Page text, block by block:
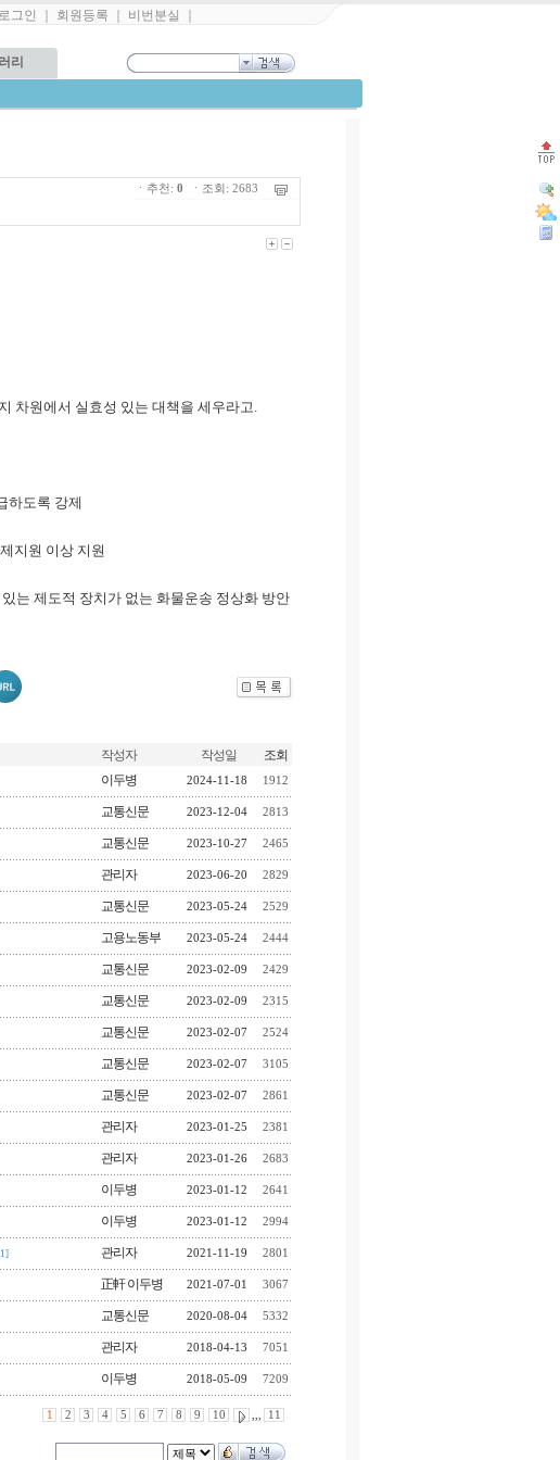
로그인 회원등록 비번분실
리
ㆍ추천: 0 ㆍ조회: 2683
차원에서 실효성 있는 대책을 세우라고.
하도록 강제
지원 이상 지원
는 제도적 장치가 없는 화물운송 정상화 방안
작성자 작성일 조회
이두병 2024-11-18 1912
교통신문 2023-12-04 2813
교통신문 2023-10-27 2465
관리자 2023-06-20 2829
교통신문 2023-05-24 2529
고용노동부 2023-05-24 2444
교통신문 2023-02-09 2429
교통신문 2023-02-09 2315
교통신문 2023-02-07 2524
교통신문 2023-02-07 3105
교통신문 2023-02-07 2861
관리자 2023-01-25 2381
관리자 2023-01-26 2683
이두병 2023-01-12 2641
이두병 2023-01-12 2994
관리자 2021-11-19 2801
正軒 이두병 2021-07-01 3067
교통신문 2020-08-04 5332
관리자 2018-04-13 7051
이두병 2018-05-09 7209
1 2 3 4 5 6 7 8 9 10 ,,, 11